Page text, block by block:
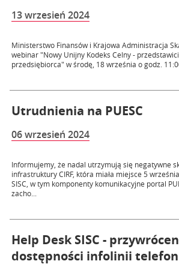
13 wrzesień 2024
Ministerstwo Finansów i Krajowa Administracja
webinar "Nowy Unijny Kodeks Celny -
przedsiębiorca" w środę, 18 września o godz.
Utrudnienia na PUESC
06 wrzesień 2024
Informujemy, że nadal utrzymują się negatywne
infrastruktury CIRF, która miała miejsce 5
SISC, w tym komponenty komunikacyjne portal
zacho...
Help Desk SISC -
dostępności infolinii